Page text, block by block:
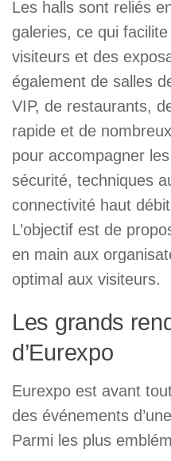
Les halls sont reliés
galeries, ce qui
visiteurs et des
également de salles
VIP, de restaurants,
rapide et de
pour accompagner
sécurité, techniques
connectivité haut
L’objectif est de
en main aux
optimal aux visiteurs.
Les grands
d’Eurexpo
Eurexpo est avant
des événements
Parmi les plus